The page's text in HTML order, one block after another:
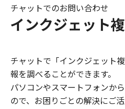
インクジェット
チャットでのお問い合わせ
チャットで「インクジェット
報を調べることができます。
パソコンやスマートフォンか
ので、お困りごとの解決にご活